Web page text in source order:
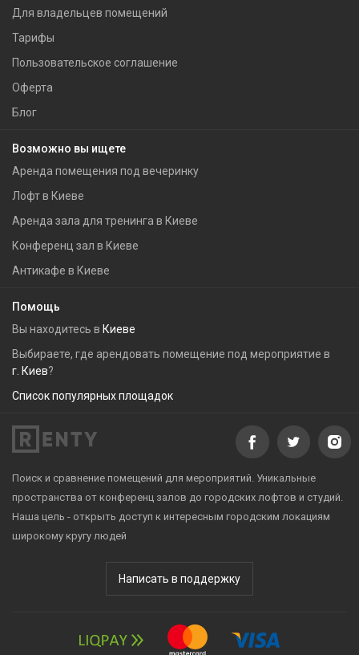
Для владельцев помещений
Тарифы
Пользовательское соглашение
Оферта
Блог
Возможно вы ищете
Аренда помещения под вечеринку
Лофт в Киеве
Аренда зала для тренинга в Киеве
Конференц зал в Киеве
Антикафе в Киеве
Помощь
Вы находитесь в Киеве
Выбираете, где арендовать помещение под мероприятие в
г. Киев?
Список популярных площадок
Поиск и сравнение помещений для мероприятий. Уникальные
пространства от конференц залов до городских лофтов и студий.
Наша цель - открыть доступ к интересным городским локациям
широкому кругу людей
Написать в поддержку